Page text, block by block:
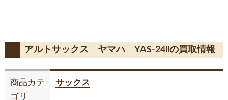
アルトサックス ヤマハ YAS-24llの買取情報
商品カテ
ゴリ
サックス